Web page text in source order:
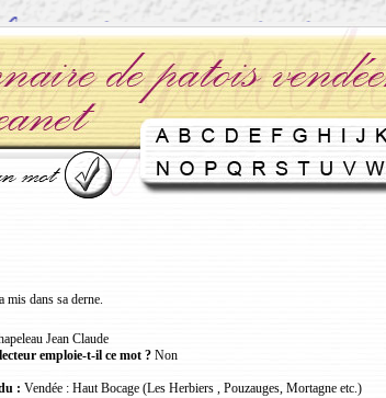
mis dans sa derne.
Jean Claude
emploie-t-il ce mot ?Non
: Vendée : Haut Bocage (Les Herbiers , Pouzauges, Mortagne etc.)